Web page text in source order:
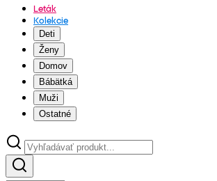
Leták
Kolekcie
Deti
Ženy
Domov
Bábätká
Muži
Ostatné